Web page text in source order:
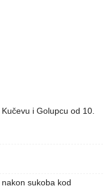
i Golupcu od 10.
sukoba kod